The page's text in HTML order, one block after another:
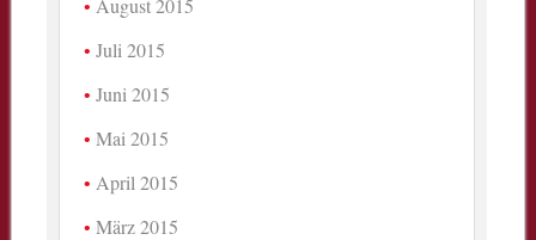
August 2015
Juli 2015
Juni 2015
Mai 2015
April 2015
März 2015